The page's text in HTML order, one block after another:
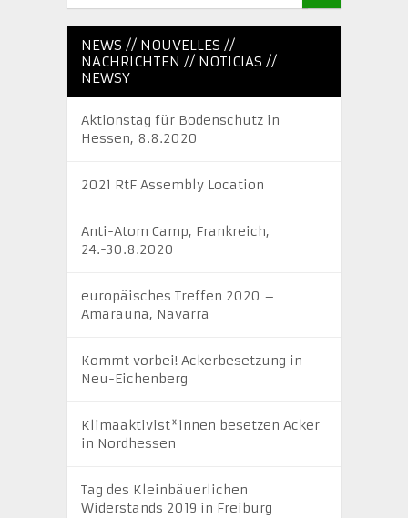
NEWS // NOUVELLES //
NACHRICHTEN // NOTICIAS //
NEWSY
Aktionstag für Bodenschutz in
Hessen, 8.8.2020
2021 RtF Assembly Location
Anti-Atom Camp, Frankreich,
24.-30.8.2020
europäisches Treffen 2020 –
Amarauna, Navarra
Kommt vorbei! Ackerbesetzung in
Neu-Eichenberg
Klimaaktivist*innen besetzen Acker
in Nordhessen
Tag des Kleinbäuerlichen
Widerstands 2019 in Freiburg